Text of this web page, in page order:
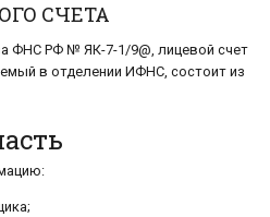
СЧЕТА
ФНС РФ № ЯК-7-1/9@, лицевой счет
в отделении ИФНС, состоит из